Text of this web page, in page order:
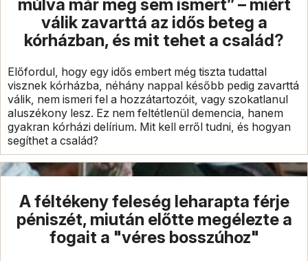
múlva már meg sem ismert” – miért
válik zavarttá az idős beteg a
kórházban, és mit tehet a család?
Előfordul, hogy egy idős embert még tiszta tudattal
visznek kórházba, néhány nappal később pedig zavarttá
válik, nem ismeri fel a hozzátartozóit, vagy szokatlanul
aluszékony lesz. Ez nem feltétlenül demencia, hanem
gyakran kórházi delírium. Mit kell erről tudni, és hogyan
segíthet a család?
A féltékeny feleség leharapta férje
péniszét, miután előtte megélezte a
fogait a "véres bosszúhoz"